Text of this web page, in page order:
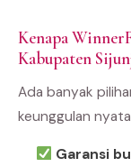
Kenapa
Kabupaten
Ada banyak
keunggulan
Garansi